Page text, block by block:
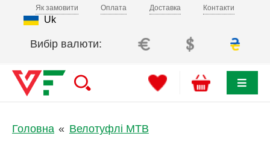
Як замовити Оплата Доставка Контакти
Uk
Вибір валюти:
Головна Велотуфлі MTB